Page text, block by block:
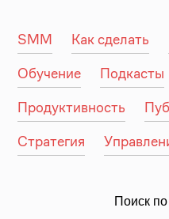
SMM Как сделать
Обучение
Подкасты
Продуктивность
Стратегия